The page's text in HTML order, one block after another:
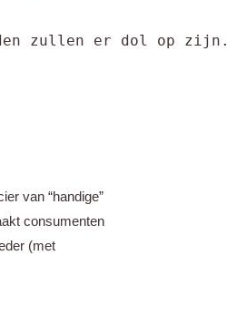
zullen er dol op zijn.
van “handige”
consumenten
(met